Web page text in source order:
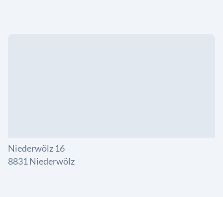
Niederwölz 16
8831 Niederwölz